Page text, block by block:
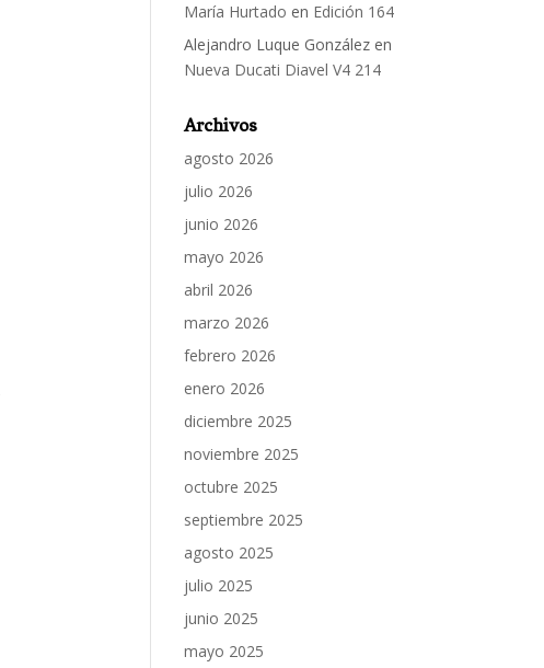
María Hurtado en Edición 164
Alejandro Luque González en
Nueva Ducati Diavel V4 214
Archivos
agosto 2026
julio 2026
junio 2026
mayo 2026
abril 2026
marzo 2026
febrero 2026
enero 2026
diciembre 2025
noviembre 2025
octubre 2025
septiembre 2025
agosto 2025
julio 2025
junio 2025
mayo 2025